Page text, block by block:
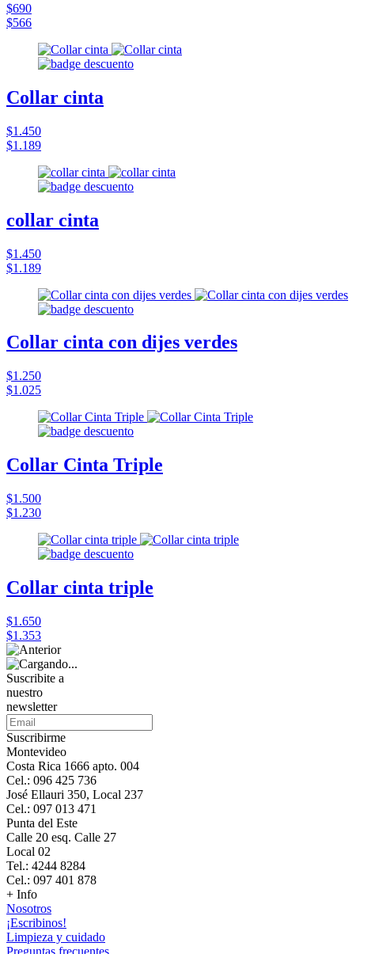
$690
$566
Collar cinta
$1.450
$1.189
collar cinta
$1.450
$1.189
Collar cinta con dijes verdes
$1.250
$1.025
Collar Cinta Triple
$1.500
$1.230
Collar cinta triple
$1.650
$1.353
Suscribite a
nuestro
newsletter
Suscribirme
Montevideo
Costa Rica 1666 apto. 004
Cel.: 096 425 736
José Ellauri 350, Local 237
Cel.: 097 013 471
Punta del Este
Calle 20 esq. Calle 27
Local 02
Tel.: 4244 8284
Cel.: 097 401 878
+ Info
Nosotros
¡Escribinos!
Limpieza y cuidado
Preguntas frecuentes